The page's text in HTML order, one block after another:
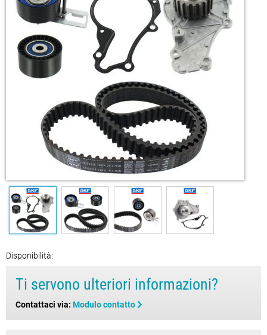
Disponibilità:
Ti servono ulteriori informazioni?
Contattaci via: Modulo contatto